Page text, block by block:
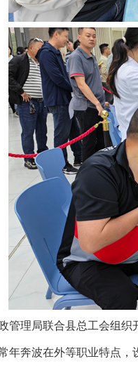
管理局联合县总工会组织
年奔波在外等职业特点